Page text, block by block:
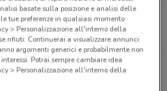
Goretti, 22 Roma
Roma
basate sulla posizione e analisi delle
tue preferenze in qualsiasi momento
> Personalizzazione all'interno della
rifiuti: Continuerai a visualizzare annunci
argomenti generici e probabilmente non
Potrai sempre cambiare idea
> Personalizzazione all'interno della